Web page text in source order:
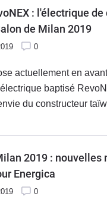
: l'électrique de
de Milan 2019
0
actuellement en
baptisé
du constructeur
pourrait être
2019 : nouvelles
Energica
0